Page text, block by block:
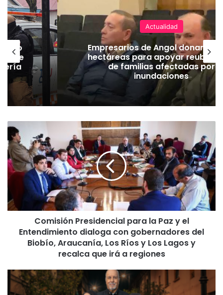
de
Actualidad
Empresarios de Angol donan
hectáreas para apoyar
de familias afectadas por
inundaciones
C
m
i
s
i
ó
n
P
e
Comisión Presidencial para la Paz y el
Entendimiento dialoga con gobernadores del
Biobío, Araucanía, Los Ríos y Los Lagos y
recalca que irá a regiones
¿